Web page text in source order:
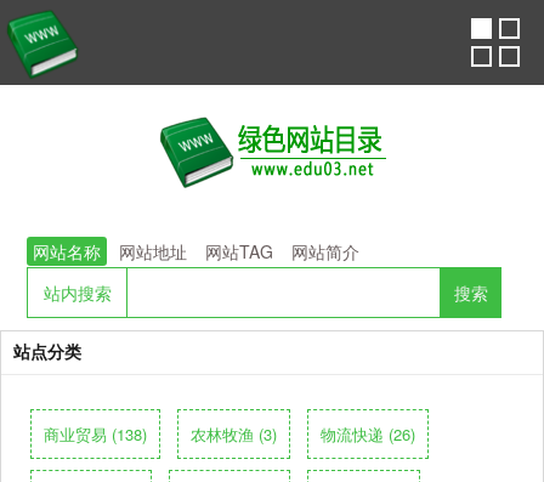
网站名称 网站地址 网站TAG
网站简介
站内搜索
站点分类
商业贸易 (138) 农林牧渔 (3) 物流快递 (26)